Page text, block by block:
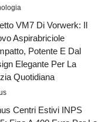
VM7 Di Vorwerk: Il
Aspirabriciole
Potente E Dal
Elegante Per La
Quotidiana
Centri Estivi INPS